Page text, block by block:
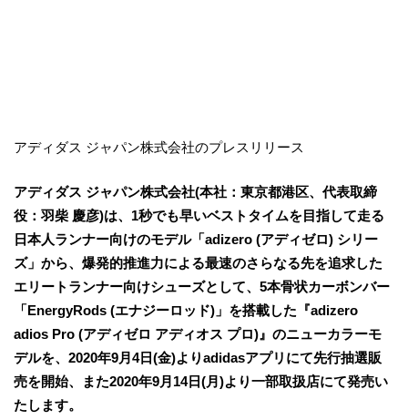
アディダス ジャパン株式会社のプレスリリース
アディダス ジャパン株式会社(本社：東京都港区、代表取締
役：羽柴 慶彦)は、1秒でも早いベストタイムを目指して走る
日本人ランナー向けのモデル「adizero (アディゼロ) シリー
ズ」から、爆発的推進力による最速のさらなる先を追求した
エリートランナー向けシューズとして、5本骨状カーボンバー
「EnergyRods (エナジーロッド)」を搭載した『adizero
adios Pro (アディゼロ アディオス プロ)』のニューカラーモ
デルを、2020年9月4日(金)よりadidasアプリにて先行抽選販
売を開始、また2020年9月14日(月)より一部取扱店にて発売い
たします。